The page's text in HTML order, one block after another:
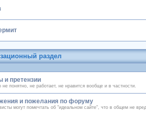
раздел
и претензии
не понятно, не работает, не нравится вообще и в частности.
и пожелания по форуму
могут помечтать об "идеальном сайте", что в общем не